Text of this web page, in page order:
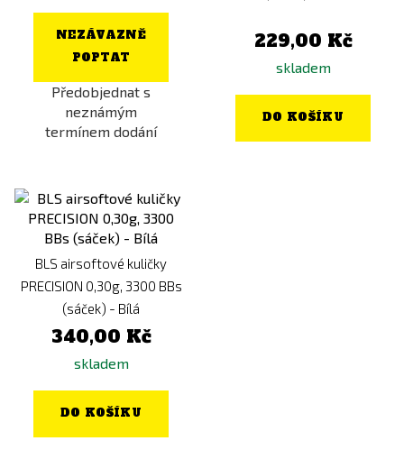
NEZÁVAZNĚ
POPTAT
Předobjednat s
neznámým
termínem dodání
229,00 Kč
skladem
DO KOŠÍKU
BLS airsoftové kuličky
PRECISION 0,30g, 3300 BBs
(sáček) - Bílá
340,00 Kč
skladem
DO KOŠÍKU